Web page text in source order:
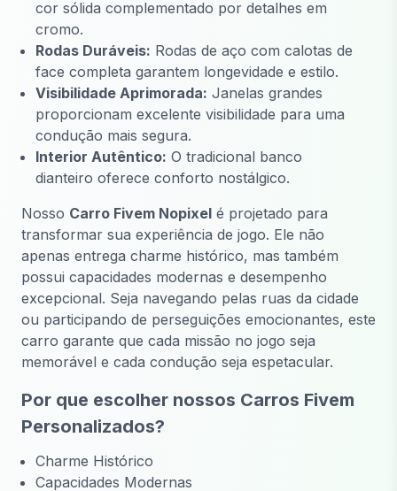
cor sólida complementado por detalhes em
cromo.
Rodas Duráveis: Rodas de aço com calotas de
face completa garantem longevidade e estilo.
Visibilidade Aprimorada: Janelas grandes
proporcionam excelente visibilidade para uma
condução mais segura.
Interior Autêntico: O tradicional banco
dianteiro oferece conforto nostálgico.
Nosso Carro Fivem Nopixel é projetado para
transformar sua experiência de jogo. Ele não
apenas entrega charme histórico, mas também
possui capacidades modernas e desempenho
excepcional. Seja navegando pelas ruas da cidade
ou participando de perseguições emocionantes, este
carro garante que cada missão no jogo seja
memorável e cada condução seja espetacular.
Por que escolher nossos Carros Fivem
Personalizados?
Charme Histórico
Capacidades Modernas